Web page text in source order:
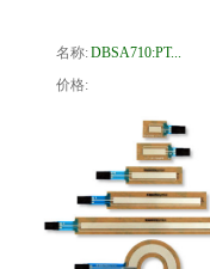
名称:DBSA710:PT...
价格: